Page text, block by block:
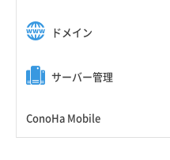
ドメイン
サーバー管理
ConoHa Mobile